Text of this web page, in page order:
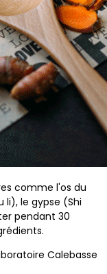
comme l'os du
li), le gypse (Shi
pendant 30
Calebasse